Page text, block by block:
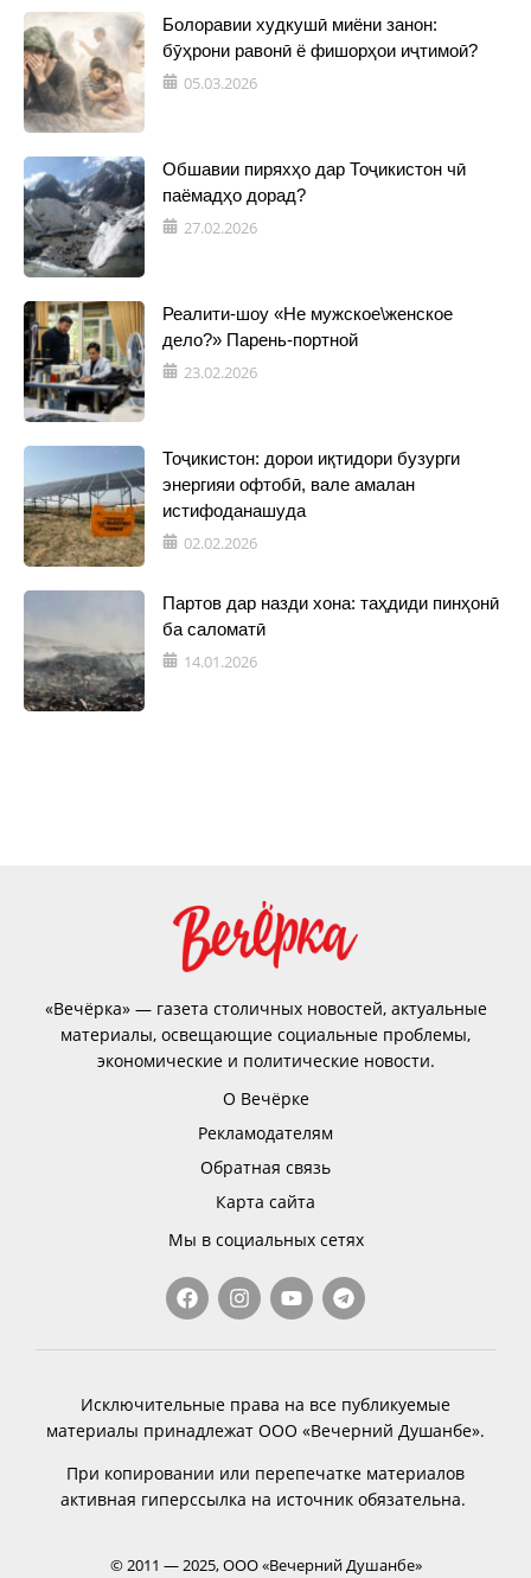
Болоравии худкушӣ миёни занон:
бӯҳрони равонӣ ё фишорҳои иҷтимоӣ?
05.03.2026
Обшавии пиряхҳо дар Тоҷикистон чӣ
паёмадҳо дорад?
27.02.2026
Реалити-шоу «Не мужское\женское
дело?» Парень-портной
23.02.2026
Тоҷикистон: дорои иқтидори бузурги
энергияи офтобӣ, вале амалан
истифоданашуда
02.02.2026
Партов дар назди хона: таҳдиди пинҳонӣ
ба саломатӣ
14.01.2026
«Вечёрка» — газета столичных новостей, актуальные
материалы, освещающие социальные проблемы,
экономические и политические новости.
О Вечёрке
Рекламодателям
Обратная связь
Карта сайта
Мы в социальных сетях
Исключительные права на все публикуемые
материалы принадлежат ООО «Вечерний Душанбе».
При копировании или перепечатке материалов
активная гиперссылка на источник обязательна.
© 2011 — 2025, ООО «Вечерний Душанбе»